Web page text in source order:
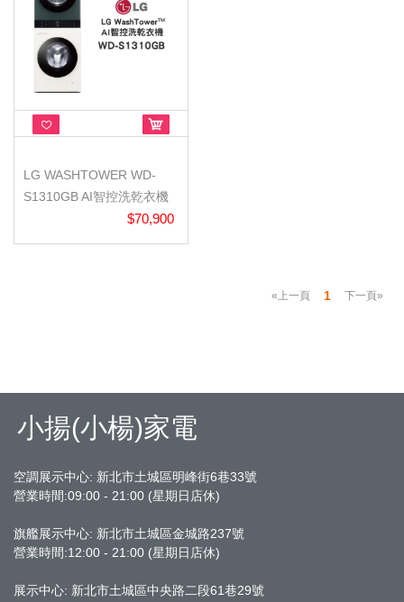
LG WASHTOWER WD-
S1310GB AI智控洗乾衣機
$70,900
«上一頁 1 下一頁»
小揚(小楊)家電
空調展示中心: 新北市土城區明峰街6巷33號
營業時間:09:00 - 21:00 (星期日店休)
旗艦展示中心: 新北市土城區金城路237號
營業時間:12:00 - 21:00 (星期日店休)
展示中心: 新北市土城區中央路二段61巷29號